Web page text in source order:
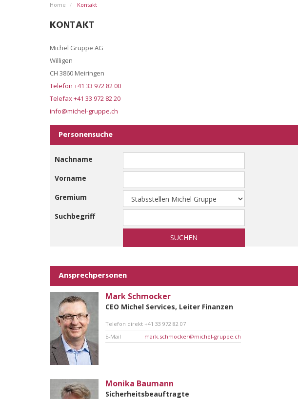
Home Kontakt
KONTAKT
Michel Gruppe AG
Willigen
CH 3860 Meiringen
Telefon +41 33 972 82 00
Telefax +41 33 972 82 20
info@michel-gruppe.ch
Personensuche
Nachname
Vorname
Gremium
Suchbegriff
SUCHEN
Ansprechpersonen
Mark Schmocker
CEO Michel Services, Leiter Finanzen
Telefon direkt +41 33 972 82 07
E-Mail
mark.schmocker@michel-gruppe.ch
Monika Baumann
Sicherheitsbeauftragte